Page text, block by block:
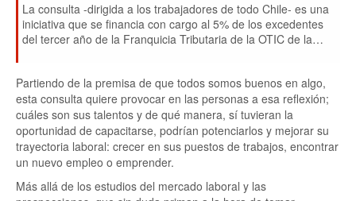
La consulta -dirigida a los trabajadores de todo Chile- es una
iniciativa que se financia con cargo al 5% de los excedentes
del tercer año de la Franquicia Tributaria de la OTIC de la
Partiendo de la premisa de que todos somos buenos en algo,
esta consulta quiere provocar en las personas a esa reflexión;
cuáles son sus talentos y de qué manera, sí tuvieran la
oportunidad de capacitarse, podrían potenciarlos y mejorar su
trayectoria laboral: crecer en sus puestos de trabajos, encontrar
un nuevo empleo o emprender.
Más allá de los estudios del mercado laboral y las